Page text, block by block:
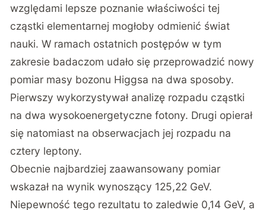
względami lepsze poznanie właściwości tej
cząstki elementarnej mogłoby odmienić świat
nauki. W ramach ostatnich postępów w tym
zakresie badaczom udało się przeprowadzić nowy
pomiar masy bozonu Higgsa na dwa sposoby.
Pierwszy wykorzystywał analizę rozpadu cząstki
na dwa wysokoenergetyczne fotony. Drugi opierał
się natomiast na obserwacjach jej rozpadu na
cztery leptony.
Obecnie najbardziej zaawansowany pomiar
wskazał na wynik wynoszący 125,22 GeV.
Niepewność tego rezultatu to zaledwie 0,14 GeV, a